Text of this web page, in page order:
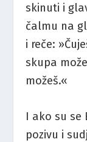
skinuti i
čalmu na
i reče:
skupa
možeš.«
I ako su se
pozivu i